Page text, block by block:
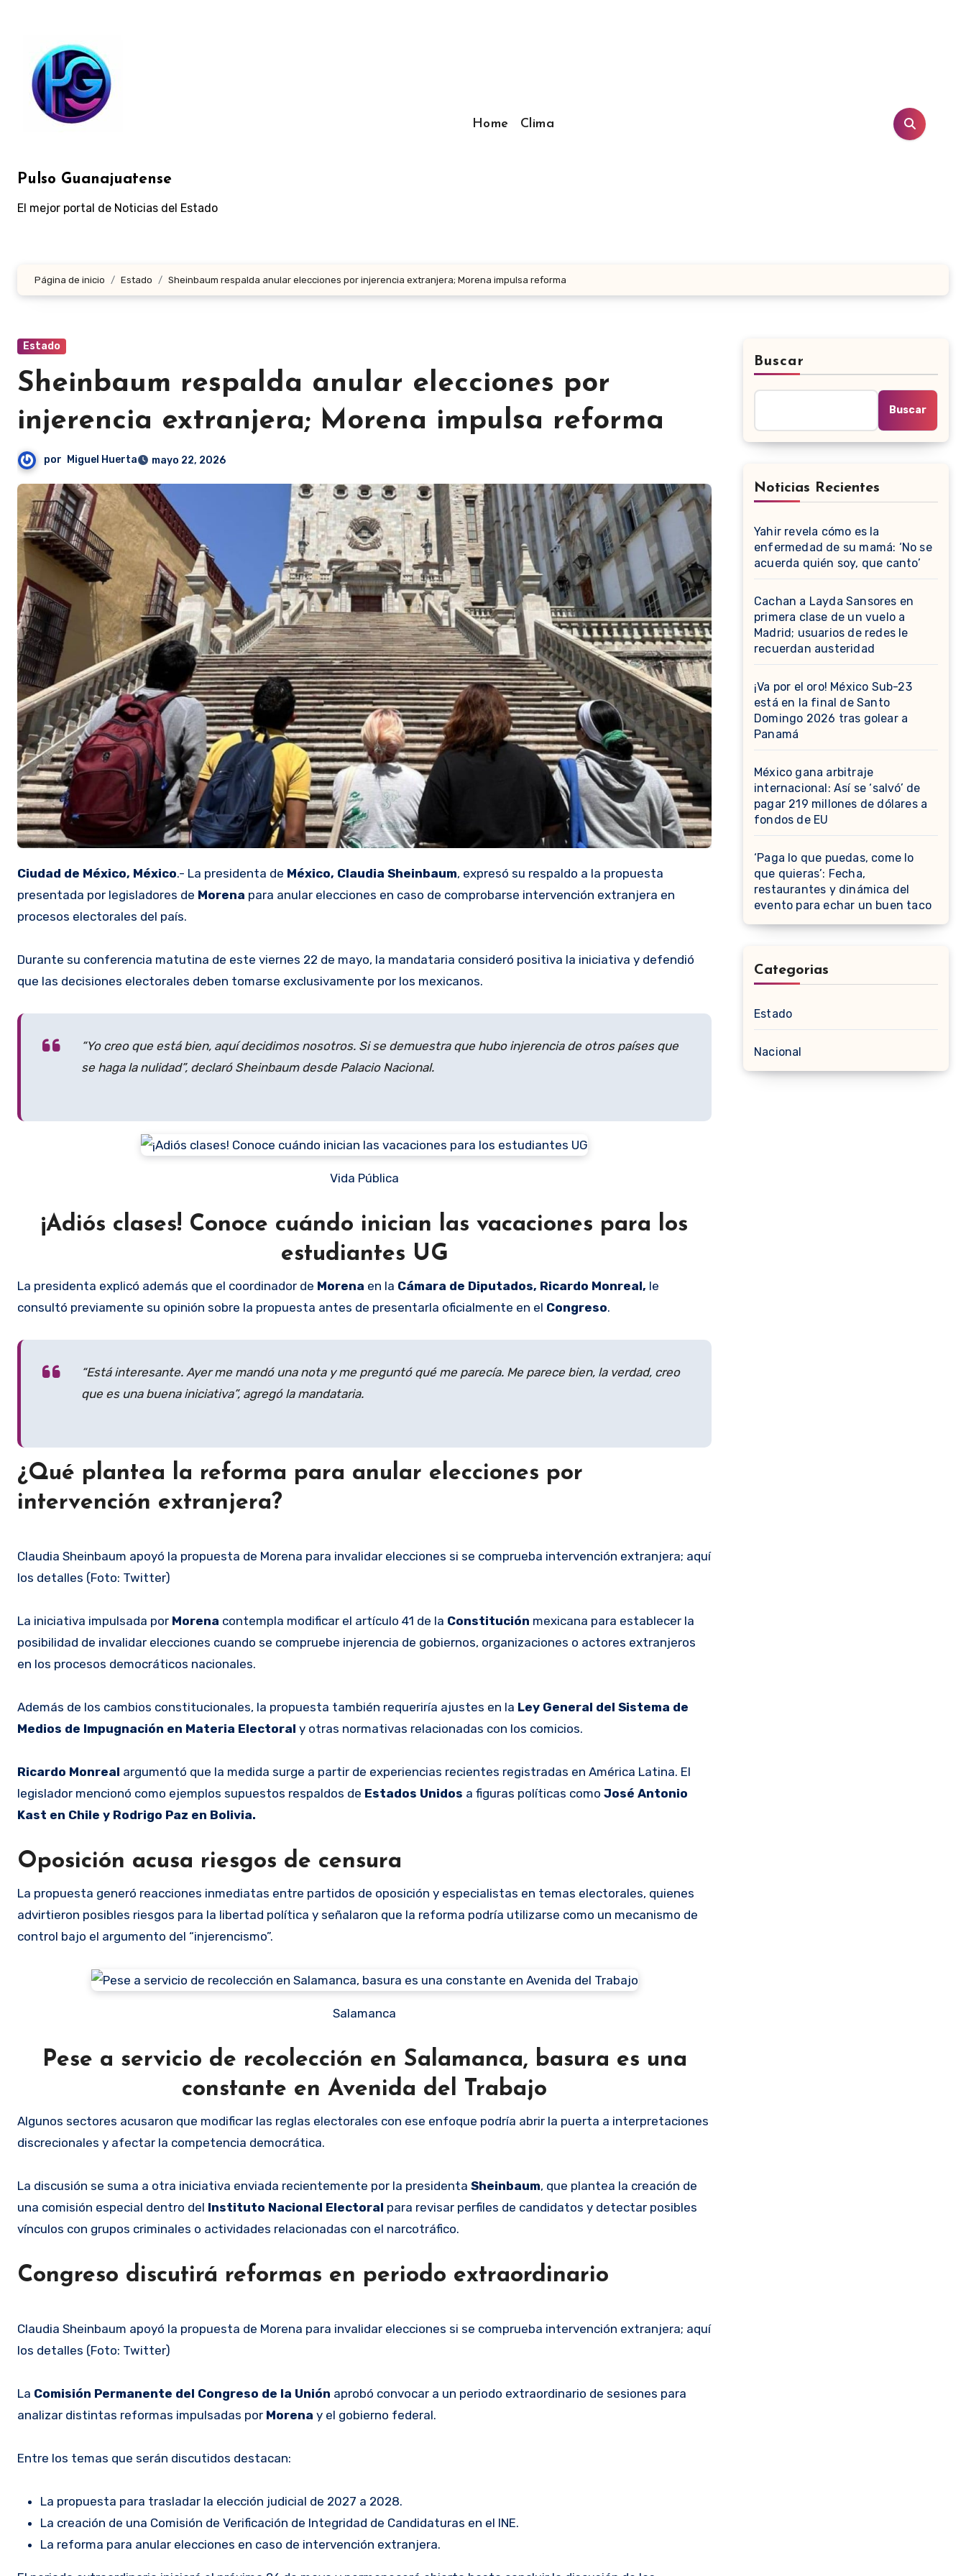
contenido
Pulso Guanajuatense
El mejor portal de Noticias del Estado
Home Clima
Página de inicio Estado Sheinbaum respalda anular elecciones por injerencia extranjera; Morena impulsa reforma
Estado
Sheinbaum respalda anular elecciones por
injerencia extranjera; Morena impulsa reforma
por Miguel Huerta mayo 22, 2026
Ciudad de México, México.- La presidenta de México, Claudia Sheinbaum, expresó su respaldo a la propuesta
presentada por legisladores de Morena para anular elecciones en caso de comprobarse intervención extranjera en
procesos electorales del país.
Durante su conferencia matutina de este viernes 22 de mayo, la mandataria consideró positiva la iniciativa y defendió
que las decisiones electorales deben tomarse exclusivamente por los mexicanos.
“Yo creo que está bien, aquí decidimos nosotros. Si se demuestra que hubo injerencia de otros países que
se haga la nulidad”, declaró Sheinbaum desde Palacio Nacional.
Vida Pública
¡Adiós clases! Conoce cuándo inician las vacaciones para los
estudiantes UG
La presidenta explicó además que el coordinador de Morena en la Cámara de Diputados, Ricardo Monreal, le
consultó previamente su opinión sobre la propuesta antes de presentarla oficialmente en el Congreso.
“Está interesante. Ayer me mandó una nota y me preguntó qué me parecía. Me parece bien, la verdad, creo
que es una buena iniciativa”, agregó la mandataria.
¿Qué plantea la reforma para anular elecciones por
intervención extranjera?
Claudia Sheinbaum apoyó la propuesta de Morena para invalidar elecciones si se comprueba intervención extranjera; aquí
los detalles (Foto: Twitter)
La iniciativa impulsada por Morena contempla modificar el artículo 41 de la Constitución mexicana para establecer la
posibilidad de invalidar elecciones cuando se compruebe injerencia de gobiernos, organizaciones o actores extranjeros
en los procesos democráticos nacionales.
Además de los cambios constitucionales, la propuesta también requeriría ajustes en la Ley General del Sistema de
Medios de Impugnación en Materia Electoral y otras normativas relacionadas con los comicios.
Ricardo Monreal argumentó que la medida surge a partir de experiencias recientes registradas en América Latina. El
legislador mencionó como ejemplos supuestos respaldos de Estados Unidos a figuras políticas como José Antonio
Kast en Chile y Rodrigo Paz en Bolivia.
Oposición acusa riesgos de censura
La propuesta generó reacciones inmediatas entre partidos de oposición y especialistas en temas electorales, quienes
advirtieron posibles riesgos para la libertad política y señalaron que la reforma podría utilizarse como un mecanismo de
control bajo el argumento del “injerencismo”.
Salamanca
Pese a servicio de recolección en Salamanca, basura es una
constante en Avenida del Trabajo
Algunos sectores acusaron que modificar las reglas electorales con ese enfoque podría abrir la puerta a interpretaciones
discrecionales y afectar la competencia democrática.
La discusión se suma a otra iniciativa enviada recientemente por la presidenta Sheinbaum, que plantea la creación de
una comisión especial dentro del Instituto Nacional Electoral para revisar perfiles de candidatos y detectar posibles
vínculos con grupos criminales o actividades relacionadas con el narcotráfico.
Congreso discutirá reformas en periodo extraordinario
Claudia Sheinbaum apoyó la propuesta de Morena para invalidar elecciones si se comprueba intervención extranjera; aquí
los detalles (Foto: Twitter)
La Comisión Permanente del Congreso de la Unión aprobó convocar a un periodo extraordinario de sesiones para
analizar distintas reformas impulsadas por Morena y el gobierno federal.
Entre los temas que serán discutidos destacan:
La propuesta para trasladar la elección judicial de 2027 a 2028.
La creación de una Comisión de Verificación de Integridad de Candidaturas en el INE.
La reforma para anular elecciones en caso de intervención extranjera.
Buscar
Buscar
Noticias Recientes
Yahir revela cómo es la
enfermedad de su mamá: ‘No se
acuerda quién soy, que canto’
Cachan a Layda Sansores en
primera clase de un vuelo a
Madrid; usuarios de redes le
recuerdan austeridad
¡Va por el oro! México Sub-23
está en la final de Santo
Domingo 2026 tras golear a
Panamá
México gana arbitraje
internacional: Así se ‘salvó’ de
pagar 219 millones de dólares a
fondos de EU
‘Paga lo que puedas, come lo
que quieras’: Fecha,
restaurantes y dinámica del
evento para echar un buen taco
Categorias
Estado
Nacional